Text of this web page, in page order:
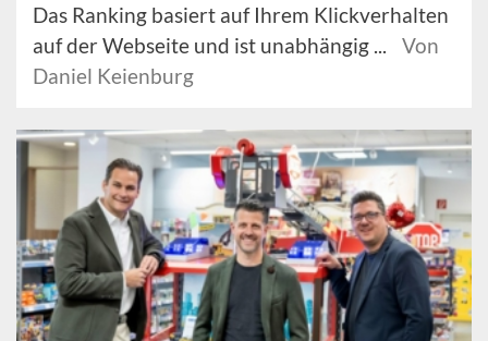
Das Ranking basiert auf Ihrem Klickverhalten
auf der Webseite und ist unabhängig ...
Von
Daniel Keienburg